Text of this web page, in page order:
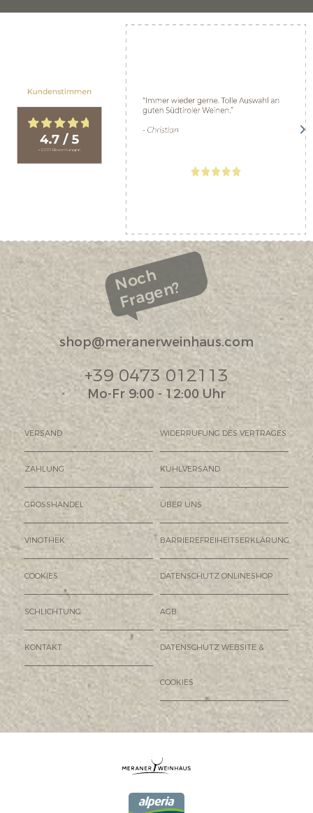
Noch
Fragen?
shop@meranerweinhaus.com
+39 0473 012113
Mo-Fr 9:00 - 12:00 Uhr
VERSAND WIDERRUFUNG DES VERTRAGES
ZAHLUNG KÜHLVERSAND
GROSSHANDEL ÜBER UNS
VINOTHEK BARRIEREFREIHEITSERKLÄRUNG
COOKIES DATENSCHUTZ ONLINESHOP
SCHLICHTUNG AGB
KONTAKT DATENSCHUTZ WEBSITE &
COOKIES